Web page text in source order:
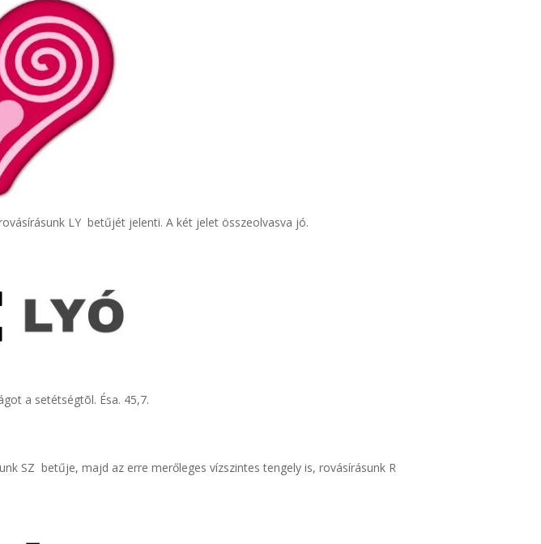
LY betűjét jelenti. A két jelet összeolvasva jó.
a setétségtõl. Ésa. 45,7.
SZ betűje, majd az erre merőleges vízszintes tengely is, rovásírásunk R